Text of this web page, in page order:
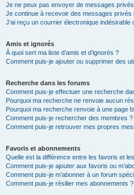
Je ne peux pas envoyer de messages
Je continue à recevoir des messages privés
J’ai reçu un courrier électronique indésirable
Amis et ignorés
À quoi sert ma liste d’amis et d’ignorés ?
Comment puis-je ajouter ou supprimer des
Recherche dans les forums
Comment puis-je effectuer une recherche
Pourquoi ma recherche ne renvoie aucun
Pourquoi ma recherche renvoie à une page
Comment puis-je rechercher des membres ?
Comment puis-je retrouver mes propres
Favoris et abonnements
Quelle est la différence entre les favoris et
Comment puis-je ajouter aux favoris ou
Comment puis-je m’abonner à un forum
Comment puis-je résilier mes abonnements ?